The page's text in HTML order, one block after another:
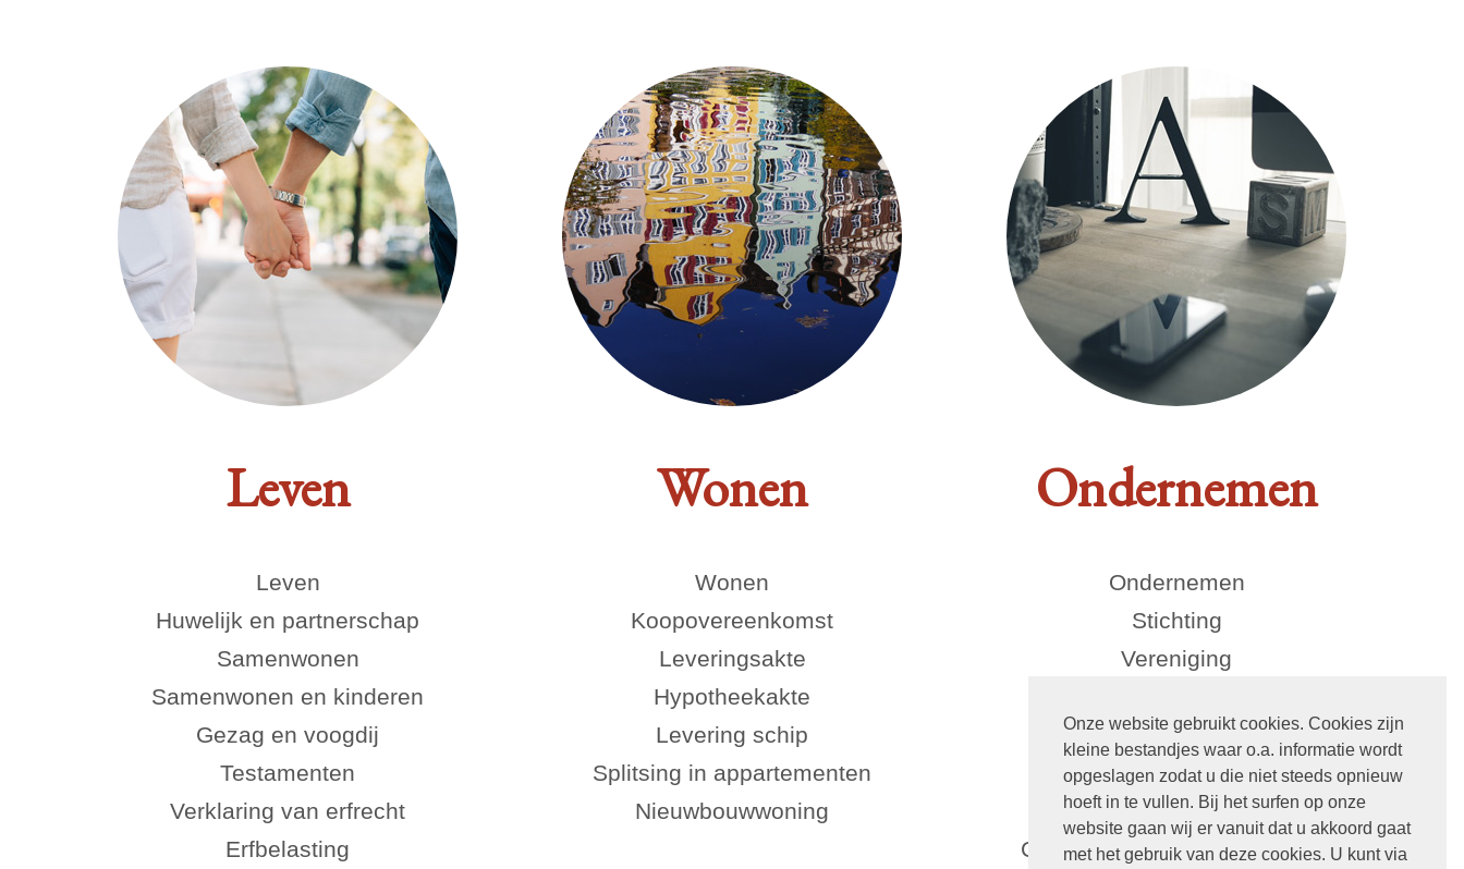
Onze website gebruikt cookies. Cookies zijn
kleine bestandjes waar o.a. informatie wordt
opgeslagen zodat u die niet steeds opnieuw
hoeft in te vullen. Bij het surfen op onze
website gaan wij er vanuit dat u akkoord gaat
met het gebruik van deze cookies. U kunt via
Leven
Leven
Huwelijk en partnerschap
Samenwonen
Samenwonen en kinderen
Gezag en voogdij
Testamenten
Verklaring van erfrecht
Erfbelasting
Wonen
Wonen
Koopovereenkomst
Leveringsakte
Hypotheekakte
Levering schip
Splitsing in appartementen
Nieuwbouwwoning
Ondernemen
Ondernemen
Stichting
Vereniging
Eenmanszaak
VOF
Maatschap
Commanditaire vennootschap